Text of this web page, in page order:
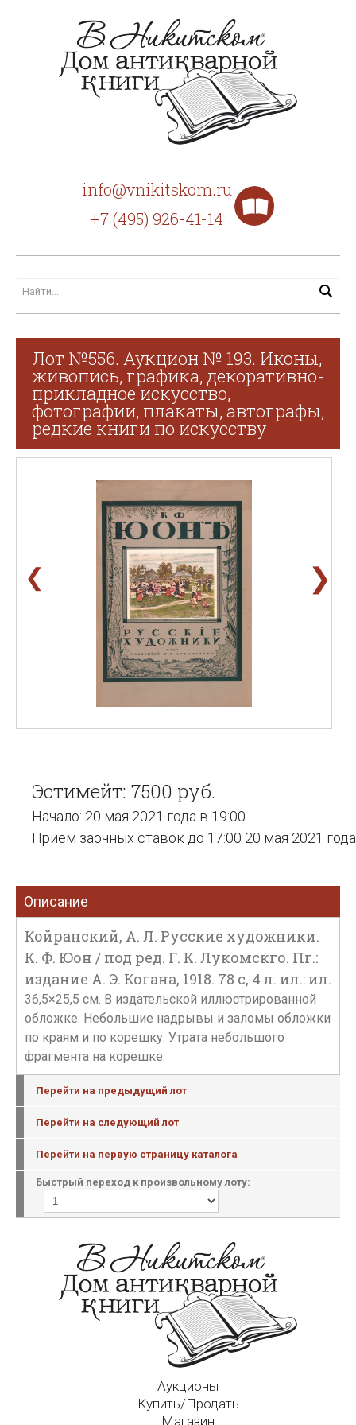
info@vnikitskom.ru
+7 (495) 926-41-14
Лот №556. Аукцион № 193. Иконы,
живопись, графика, декоративно-
прикладное искусство,
фотографии, плакаты, автографы,
редкие книги по искусству
❮ ❯
Эстимейт: 7500 руб.
Начало: 20 мая 2021 года в 19:00
Прием заочных ставок до 17:00 20 мая 2021 года
Описание
Койранский, А. Л. Русские художники.
К. Ф. Юон / под ред. Г. К. Лукомскго. Пг.:
издание А. Э. Когана, 1918. 78 с, 4 л. ил.: ил.
36,5×25,5 см. В издательской иллюстрированной
обложке. Небольшие надрывы и заломы обложки
по краям и по корешку. Утрата небольшого
фрагмента на корешке.
Перейти на предыдущий лот
Перейти на следующий лот
Перейти на первую страницу каталога
Быстрый переход к произвольному лоту:
Аукционы
Купить/Продать
Магазин